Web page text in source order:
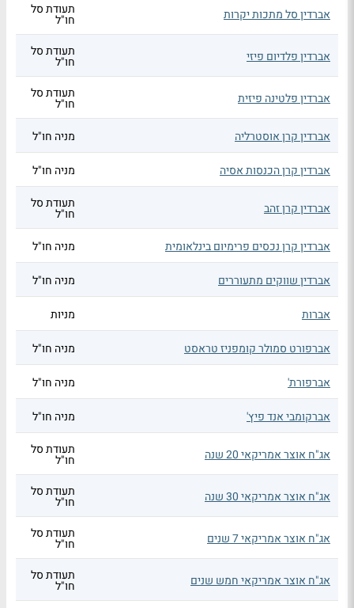
אברדין סל מתכות יקרות תעודת סל
חו"ל
אברדין פלדיום פיזי תעודת סל
חו"ל
אברדין פלטינה פיזית תעודת סל
חו"ל
אברדין קרן אוסטרליה
מניה חו"ל
אברדין קרן הכנסות אסיה מניה חו"ל
אברדין קרן זהב תעודת סל
חו"ל
אברדין קרן נכסים פרימיום בינלאומית
מניה חו"ל
אברדין שווקים מתעוררים מניה חו"ל
אברות מניות
אברפורט סמולר קומפניז טראסט מניה חו"ל
אברפורת' מניה חו"ל
אברקומבי אנד פיץ' מניה חו"ל
אג"ח אוצר אמריקאי 20 שנה תעודת סל
חו"ל
אג"ח אוצר אמריקאי 30 שנה תעודת סל
חו"ל
אג"ח אוצר אמריקאי 7 שנים תעודת סל
חו"ל
אג"ח אוצר אמריקאי חמש שנים תעודת סל
חו"ל